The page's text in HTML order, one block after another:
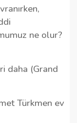
ne olur?
daha (Grand
Türkmen ev